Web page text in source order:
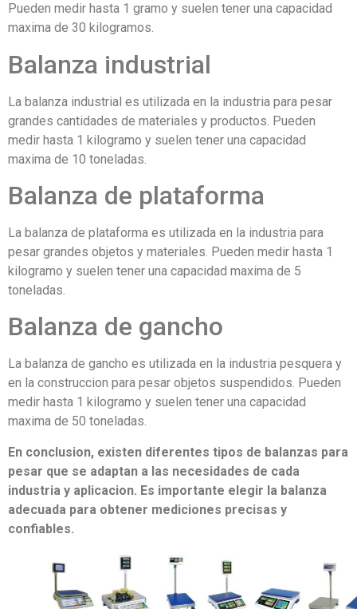
Pueden medir hasta 1 gramo y suelen tener una capacidad
maxima de 30 kilogramos.
Balanza industrial
La balanza industrial es utilizada en la industria para pesar
grandes cantidades de materiales y productos. Pueden
medir hasta 1 kilogramo y suelen tener una capacidad
maxima de 10 toneladas.
Balanza de plataforma
La balanza de plataforma es utilizada en la industria para
pesar grandes objetos y materiales. Pueden medir hasta 1
kilogramo y suelen tener una capacidad maxima de 5
toneladas.
Balanza de gancho
La balanza de gancho es utilizada en la industria pesquera y
en la construccion para pesar objetos suspendidos. Pueden
medir hasta 1 kilogramo y suelen tener una capacidad
maxima de 50 toneladas.
En conclusion, existen diferentes tipos de balanzas para
pesar que se adaptan a las necesidades de cada
industria y aplicacion. Es importante elegir la balanza
adecuada para obtener mediciones precisas y
confiables.